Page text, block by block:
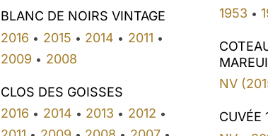
BLANC DE NOIRS VINTAGE
2016 • 2015 • 2014 • 2011 •
2009 • 2008
CLOS DES GOISSES
2016 • 2014 • 2013 • 2012 •
1953 •
NV
CUVÉE